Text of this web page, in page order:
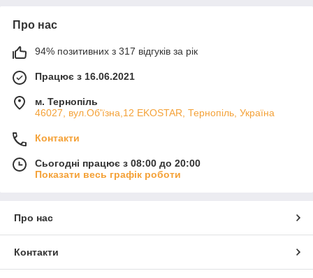
Про нас
94% позитивних з 317 відгуків за рік
Працює з 16.06.2021
м. Тернопіль
46027, вул.Об'їзна,12 EKOSTAR, Тернопіль, Україна
Контакти
Сьогодні працює з 08:00 до 20:00
Показати весь графік роботи
Про нас
Контакти